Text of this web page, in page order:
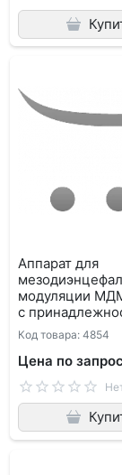
Аппарат для
модуляции
с
Код товара: 4854
Цена по